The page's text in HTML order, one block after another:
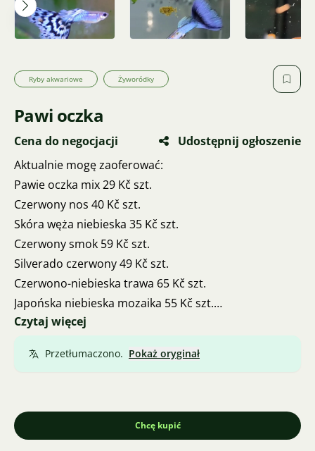
Ryby akwariowe Żyworódky
Pawi oczka
Cena do negocjacji
Udostępnij ogłoszenie
Aktualnie mogę zaoferować:
Pawie oczka mix 29 Kč szt.
Czerwony nos 40 Kč szt.
Skóra węża niebieska 35 Kč szt.
Czerwony smok 59 Kč szt.
Silverado czerwony 49 Kč szt.
Czerwono-niebieska trawa 65 Kč szt.
Japońska niebieska mozaika 55 Kč szt.
Galaktyka niebieska 60 Kč szt.
Odbiór po parach, wszystkie młode zdrowe rybki.
Czytaj więcej
Przetłumaczono. Pokaż oryginał
Chcę kupić